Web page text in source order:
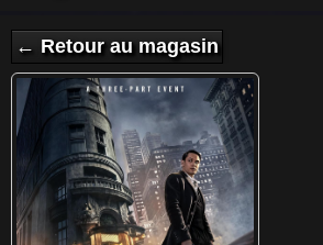
← Retour au magasin